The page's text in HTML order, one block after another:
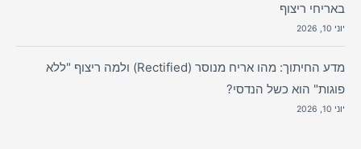
באריחי ריצוף
יוני 10, 2026
מדע החיתוך: מהו אריח מנוסר (Rectified) ולמה ריצוף "ללא
פוגות" הוא כשל הנדסי?
יוני 10, 2026